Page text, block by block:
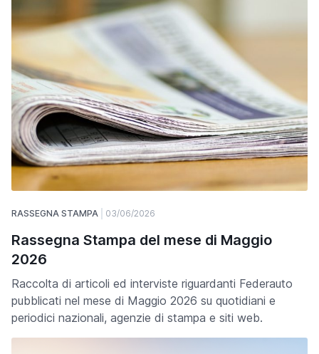
RASSEGNA STAMPA 03/06/2026
Rassegna Stampa del mese di Maggio
2026
Raccolta di articoli ed interviste riguardanti Federauto
pubblicati nel mese di Maggio 2026 su quotidiani e
periodici nazionali, agenzie di stampa e siti web.